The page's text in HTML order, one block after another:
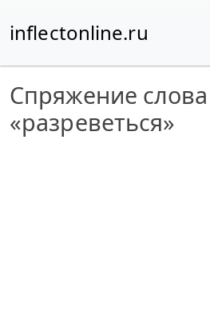
inflectonline.ru
Спряжение слова
«разреветься»